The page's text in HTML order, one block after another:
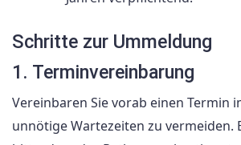
Schritte zur Ummeldung
1. Terminvereinbarung
Vereinbaren Sie vorab einen Termin
unnötige Wartezeiten zu vermeiden.